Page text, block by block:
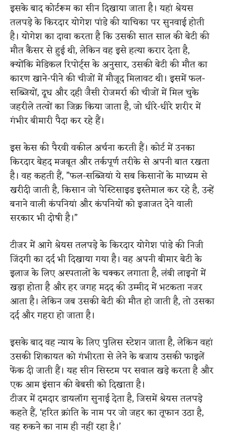
इसके बाद कोर्टरूम का सीन दिखाया जाता है। यहां श्रेयस
तलपड़े के किरदार योगेश पांडे की याचिका पर सुनवाई होती
है। योगेश का दावा करता है कि उसकी सात साल की बेटी की
मौत कैंसर से हुई थी, लेकिन वह इसे हत्या करार देता है,
क्योंकि मेडिकल रिपोर्ट्स के अनुसार, उसकी बेटी की मौत का
कारण खाने-पीने की चीजों में मौजूद मिलावट थी। इसमें फल-
सब्जियों, दूध और दही जैसी रोजमर्रा की चीजों में मिल चुके
जहरीले तत्वों का जिक्र किया जाता है, जो धीरे-धीरे शरीर में
गंभीर बीमारी पैदा कर रहे हैं।
इस केस की पैरवी वकील अर्चना करती हैं। कोर्ट में उनका
किरदार बेहद मजबूत और तर्कपूर्ण तरीके से अपनी बात रखता
है। वह कहती हैं, ”फल-सब्जियां ये सब किसानों के माध्यम से
खरीदी जाती है, किसान जो पेस्टिसाइड इस्तेमाल कर रहे है, उन्हें
बनाने वाली कंपनियां और कंपनियों को इजाजत देने वाली
सरकार भी दोषी है।”
टीजर में आगे श्रेयस तलपड़े के किरदार योगेश पांडे की निजी
जिंदगी का दर्द भी दिखाया गया है। वह अपनी बीमार बेटी के
इलाज के लिए अस्पतालों के चक्कर लगाता है, लंबी लाइनों में
खड़ा होता है और हर जगह मदद की उम्मीद में भटकता नजर
आता है। लेकिन जब उसकी बेटी की मौत हो जाती है, तो उसका
दर्द और गहरा हो जाता है।
इसके बाद वह न्याय के लिए पुलिस स्टेशन जाता है, लेकिन वहां
उसकी शिकायत को गंभीरता से लेने के बजाय उसकी फाइलें
फेंक दी जाती हैं। यह सीन सिस्टम पर सवाल खड़े करता है और
एक आम इंसान की बेबसी को दिखाता है।
टीजर में दमदार डायलॉग सुनाई देता है, जिसमें श्रेयस तलपड़े
कहते हैं, ‘हरित क्रांति के नाम पर जो जहर का तूफान उठा है,
वह रुकने का नाम ही नहीं रहा है।’